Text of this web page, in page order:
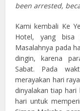
been arrested,
Kami kembali Ke
Hotel, yang bisa
Masalahnya pada
dingin, karena
Sabat. Pada
merayakan hari
dinyalakan tiap
hari untuk